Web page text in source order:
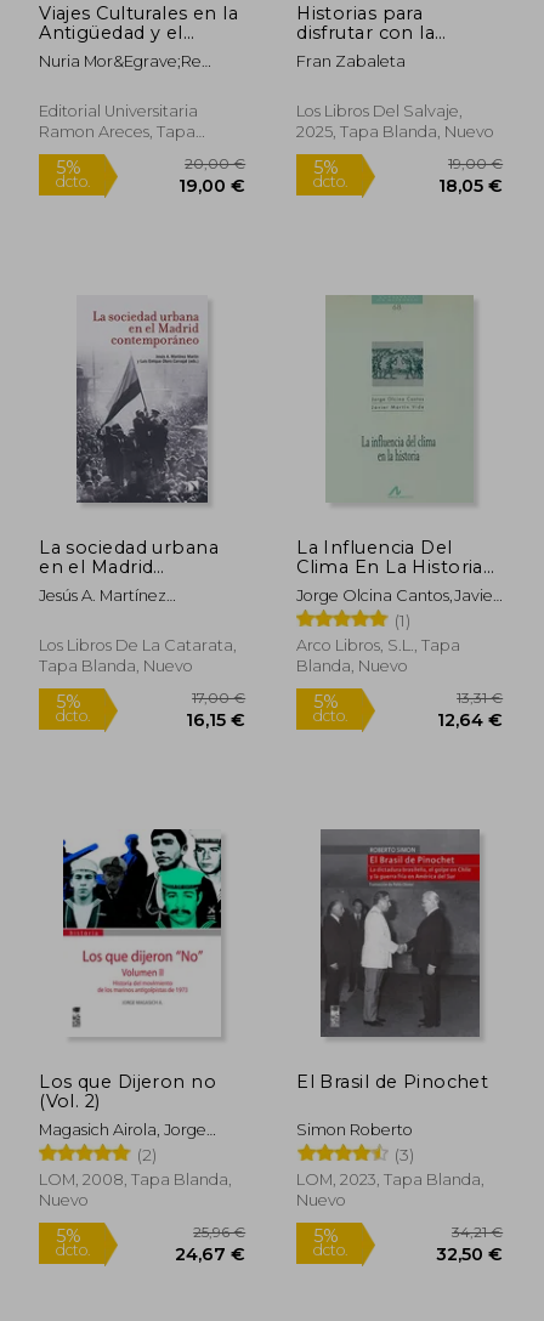
5%
dcto. 12,83 €
5%
dcto.
Viajes Culturales en la
Antigüedad y el
Advenimiento del
Turismo
Nuria Mor&Egrave;Re
Editorial Universitaria
Ramon Areces, Tapa
Blanda, Nuevo
dcto. 19,00 €
Rápido
Historias para
disfrutar con la
historia
Fran Zabaleta
Los Libros Del Salvaje,
2025, Tapa Blanda, Nuevo
dcto.
Rápido
La sociedad urbana
en el Madrid
contemporáneo
Jesús A. Martínez
Carvajal
Los Libros De La Catarata,
Tapa Blanda, Nuevo
La Influencia Del
Clima En La Historia
(cuadernos De
Historia)
Jorge Olcina Cantos,javier
Martín Vide
(1)
Arco Libros, S.l., Tapa
Blanda, Nuevo
Los que Dijeron no
(Vol. 2)
Magasich Airola, Jorge
Eduardo
(2)
LOM, 2008, Tapa Blanda,
Nuevo
El Brasil de Pinochet
Simon Roberto
(3)
LOM, 2023, Tapa Blanda,
Nuevo